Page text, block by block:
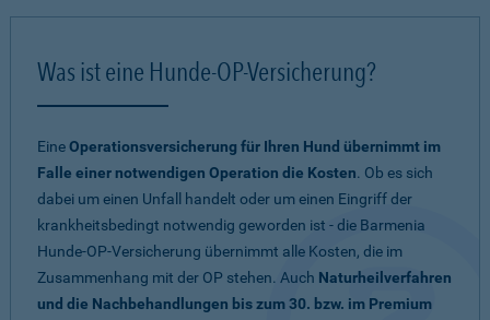
Was ist eine Hunde-OP-Versicherung?
EineOperationsversicherung für Ihren Hund übernimmt im
Falle einer notwendigen Operation die Kosten. Ob es sich
dabei um einen Unfall handelt oder um einen Eingriff der
krankheitsbedingt notwendig geworden ist - die Barmenia
Hunde-OP-Versicherung übernimmt alle Kosten, die im
Zusammenhang mit der OP stehen. Auch Naturheilverfahren
und die Nachbehandlungen bis zum 30. bzw. im Premium